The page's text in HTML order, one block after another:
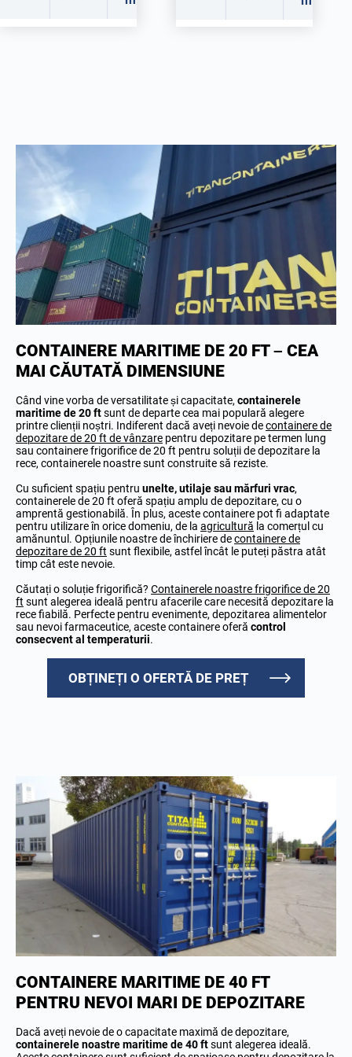
CONTAINERE MARITIME DE 20 FT – CEA
MAI CĂUTATĂ DIMENSIUNE
Când vine vorba de versatilitate și capacitate, containerele
maritime de 20 ftsunt de departe cea mai populară alegere
printre clienții noștri. Indiferent dacă aveți nevoie decontainere de
depozitare de 20 ft de vânzare pentru depozitare pe termen lung
sau containere frigorifice de 20 ft pentru soluții de depozitare la
rece, containerele noastre sunt construite să reziste.
Cu suficient spațiu pentru unelte, utilaje sau mărfuri vrac,
containerele de 20 ft oferă spațiu amplu de depozitare, cu o
amprentă gestionabilă. În plus, aceste containere pot fi adaptate
pentru utilizare în orice domeniu, de la agricultură la comerțul cu
amănuntul. Opțiunile noastre de închiriere decontainere de
depozitare de 20 ft sunt flexibile, astfel încât le puteți păstra atât
timp cât este nevoie.
Căutați o soluție frigorifică? Containerele noastre frigorifice de 20
ft sunt alegerea ideală pentru afacerile care necesită depozitare la
rece fiabilă. Perfecte pentru evenimente, depozitarea alimentelor
sau nevoi farmaceutice, aceste containere oferă control
consecvent al temperaturii.
OBȚINEȚI O OFERTĂ DE PREȚ
CONTAINERE MARITIME DE 40 FT
PENTRU NEVOI MARI DE DEPOZITARE
Dacă aveți nevoie de o capacitate maximă de depozitare,
containerele noastre maritime de 40 ftsunt alegerea ideală.